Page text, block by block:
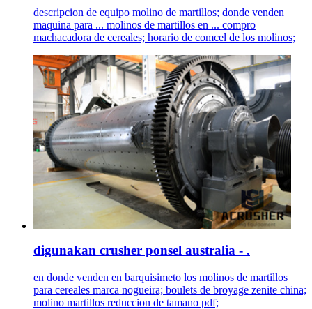
descripcion de equipo molino de martillos; donde venden
maquina para ... molinos de martillos en ... compro
machacadora de cereales; horario de comcel de los molinos;
digunakan crusher ponsel australia - .
en donde venden en barquisimeto los molinos de martillos
para cereales marca nogueira; boulets de broyage zenite china;
molino martillos reduccion de tamano pdf;